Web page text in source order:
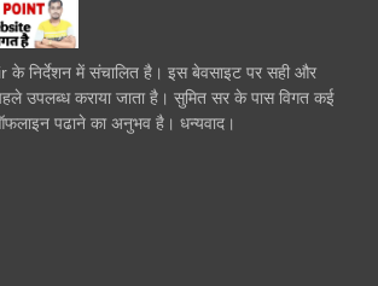
के निर्देशन में संचालित है। इस बेवसाइट पर सही और
उपलब्ध कराया जाता है। सुमित सर के पास विगत कई
पढाने का अनुभव है। धन्यवाद।